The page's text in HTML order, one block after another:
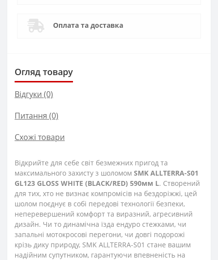
Оплата та доставка
Огляд товару
Відгуки (0)
Питання (0)
Схожі товари
Відкрийте для себе світ безмежних пригод та
максимального захисту з шоломом SMK ALLTERRA-S01
GL123 GLOSS WHITE (BLACK/RED) 590мм L. Створений
для тих, хто не визнає компромісів на бездоріжжі, цей
шолом поєднує в собі передові технології безпеки,
неперевершений комфорт та виразний, агресивний
дизайн. Чи то динамічна їзда ендуро стежками, чи
запальні мотокросові перегони, чи довгі подорожі
крізь дику природу, SMK ALLTERRA-S01 стане вашим
надійним супутником, гарантуючи впевненість на